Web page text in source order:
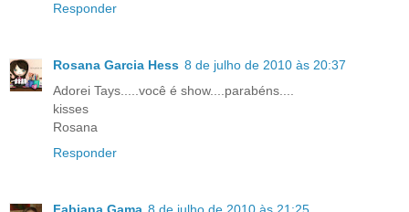
Responder
Rosana Garcia Hess 8 de julho de 2010 às 20:37
Adorei Tays.....você é show....parabéns....
kisses
Rosana
Responder